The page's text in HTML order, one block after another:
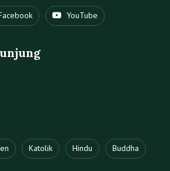
Galik, Kec. Tlk. Betung Utara
Agama Provinsi Lampung